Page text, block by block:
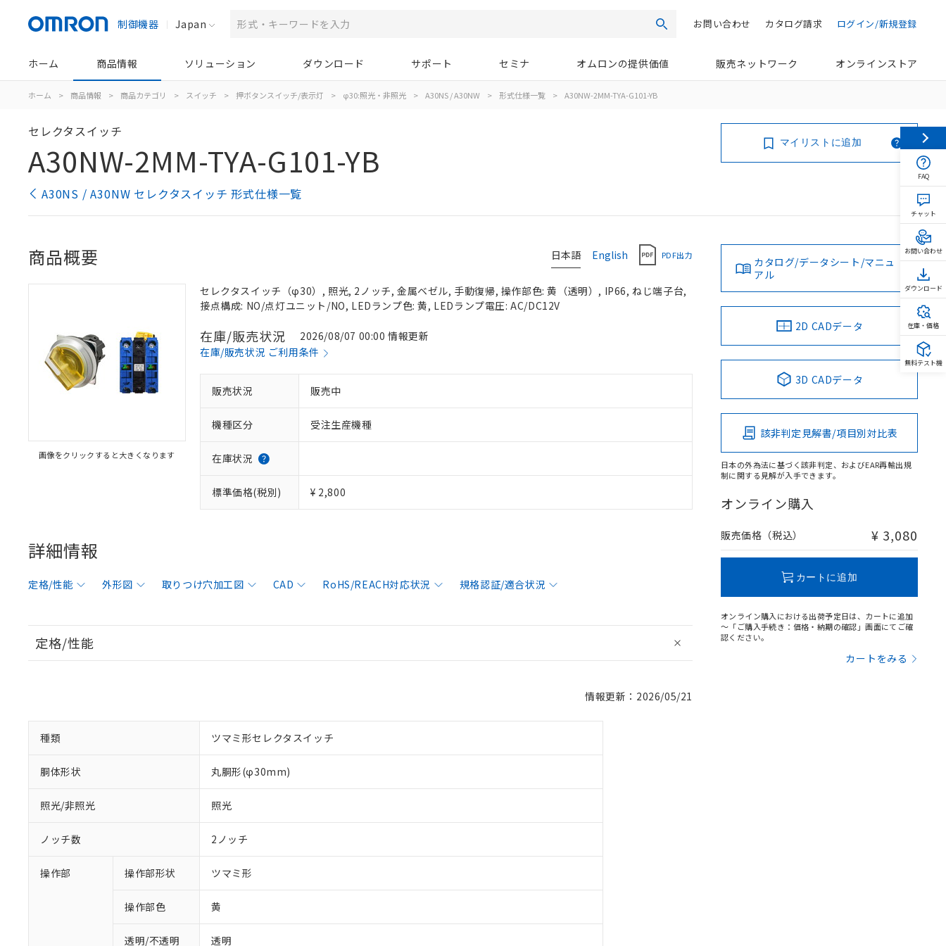
制御機器 Japan 検索 ログイン/新規登録
カタログ請求
お問い合わせ
ホーム 商品情報 ソリューション ダウンロード サポート セミナ オムロンの提供価値 販売ネットワーク オンラインストア
ホーム > 商品情報 > 商品カテゴリ > スイッチ > 押ボタンスイッチ/表示灯 > φ30:照光・非照光 > A30NS / A30NW > 形式仕様一覧 > A30NW-2MM-TYA-G101-YB
セレクタスイッチ
A30NW-2MM-TYA-G101-YB
A30NS / A30NW セレクタスイッチ 形式仕様一覧
マイリストに追加
日本語 English PDF出力
商品概要
画像をクリックすると大きくなります
セレクタスイッチ（φ30）, 照光, 2ノッチ, 金属ベゼル, 手動復帰, 操作部色: 黄（透明）, IP66, ねじ端子台,
接点構成: NO/点灯ユニット/NO, LEDランプ色: 黄, LEDランプ電圧: AC/DC12V
在庫/販売状況
2026/08/07 00:00 情報更新
在庫/販売状況 ご利用条件
販売状況 販売中
機種区分 受注生産機種
在庫状況
標準価格(税別) ¥ 2,800
詳細情報
定格/性能 外形図 取りつけ穴加工図 CAD RoHS/REACH対応状況 規格認証/適合状況
定格/性能
情報更新：2026/05/21
種類 ツマミ形セレクタスイッチ
胴体形状 丸胴形(φ30mm)
照光/非照光 照光
ノッチ数 2ノッチ
操作部 操作部形状 ツマミ形
操作部色 黄
透明/不透明 透明
カタログ/データシート/マニュ
アル
2D CADデータ
3D CADデータ
該非判定見解書/項目別対比表
日本の外為法に基づく該非判定、およびEAR再輸出規
制に関する見解が入手できます。
オンライン購入
販売価格（税込） ¥ 3,080
カートに追加
オンライン購入における出荷予定日は、カートに追加
～「ご購入手続き：価格・納期の確認」画面にてご確
認ください。
カートをみる
FAQ
チャット
お問い合わせ
ダウンロード
在庫・価格
無料テスト機